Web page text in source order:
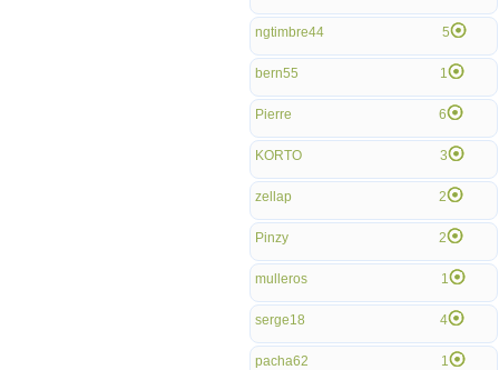
ngtimbre44 5
bern55 1
Pierre 6
KORTO 3
zellap 2
Pinzy 2
mulleros 1
serge18 4
pacha62 1